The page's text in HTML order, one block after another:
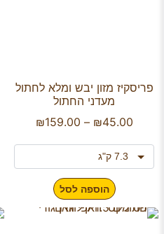
פריסקיז מזון יבש ומלא לחתול
מעדני החתול
₪45.00
–
₪159.00
הוספה לסל